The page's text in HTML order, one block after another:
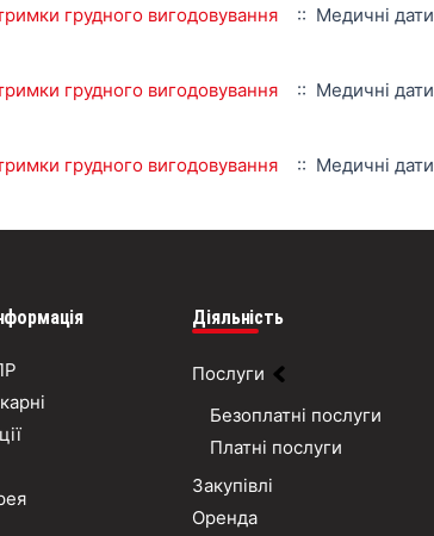
грудного вигодовування
:: Медичні дати
грудного вигодовування
:: Медичні дати
грудного вигодовування
:: Медичні дати
Діяльність
Послуги
Безоплатні послуги
Платні послуги
Закупівлі
Оренда